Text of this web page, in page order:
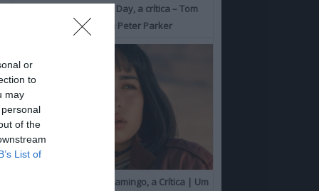
or
to
may
of the
List of
Spider-Man: Brand New Day, a crítica – Tom
Holland consolida o seu Peter Parker
O Misterioso Olhar do Flamingo, a Crítica | Um